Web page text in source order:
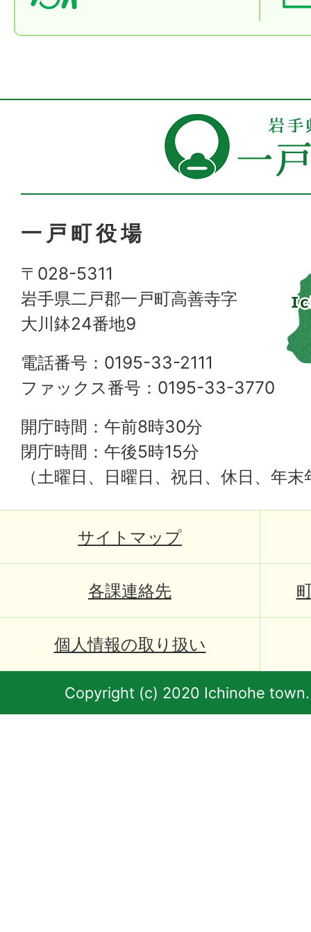
一戸町役場
〒028-5311
岩手県二戸郡一戸町高善寺字
大川鉢24番地9
電話番号：0195-33-2111
ファックス番号：0195-33-3770
開庁時間：午前8時30分
閉庁時間：午後5時15分
（土曜日、日曜日、祝日、休日、年
サイトマップ
各課連絡先
個人情報の取り扱い
Copyright (c) 2020 Ichinohe